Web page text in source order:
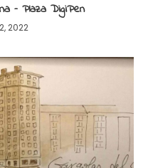
– Plaza DigiPen
2022